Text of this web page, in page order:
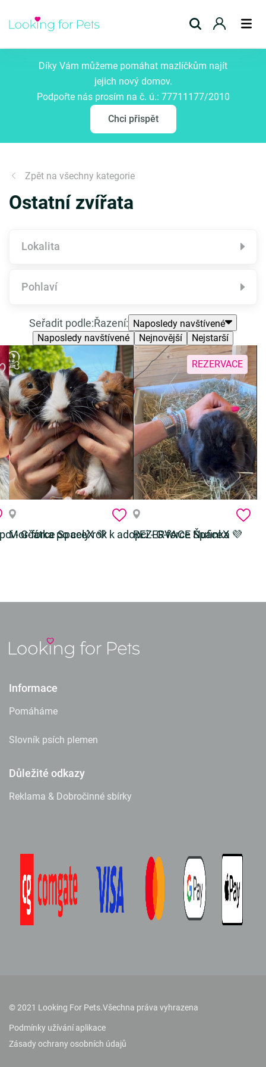
Díky Vám můžeme pomáhat mazlíčkům najít
jejich nový domov.
Podpořte nás prosím na č. ú.: 77711177/2010
Chci přispět
Zpět na všechny kategorie
Ostatní zvířata
Lokalita
Pohlaví
Seřadit podle:Řazení: Naposledy navštívené
Naposledy navštívené
Nejnovější Nejstarší
- G-force SpaceX 💜
Morčátka po celý rok k adopci - G-force SpaceX 💜
REZERVACE
REZERVACE Ňufinka
Informace
Pomáháme
Slovník psích plemen
Důležité odkazy
Reklama & Dobročinné sbírky
© 2021 Looking For Pets.Všechna práva vyhrazena
Podmínky užívání aplikace
Zásady ochrany osobních údajů